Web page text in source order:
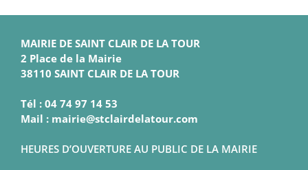
MAIRIE DE SAINT CLAIR DE LA TOUR
2 Place de la Mairie
38110 SAINT CLAIR DE LA TOUR
Tél : 04 74 97 14 53
Mail : mairie@stclairdelatour.com
HEURES D’OUVERTURE AU PUBLIC DE LA MAIRIE